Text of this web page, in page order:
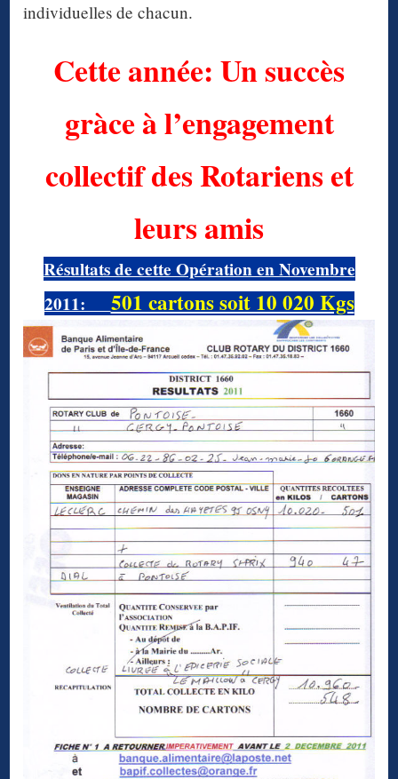
individuelles de chacun.
Cette année: Un succès
gràce à l’engagement
collectif des Rotariens et
leurs amis
Résultats de cette Opération en Novembre
2011: 501 cartons soit 10 020 Kgs